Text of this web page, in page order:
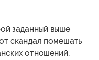
заданный выше
скандал помешать
отношений,